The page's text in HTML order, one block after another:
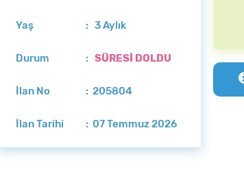
Yaş : 3 Aylık
Durum :SÜRESİ DOLDU
İlan No : 205804
İlan Tarihi : 07 Temmuz 2026